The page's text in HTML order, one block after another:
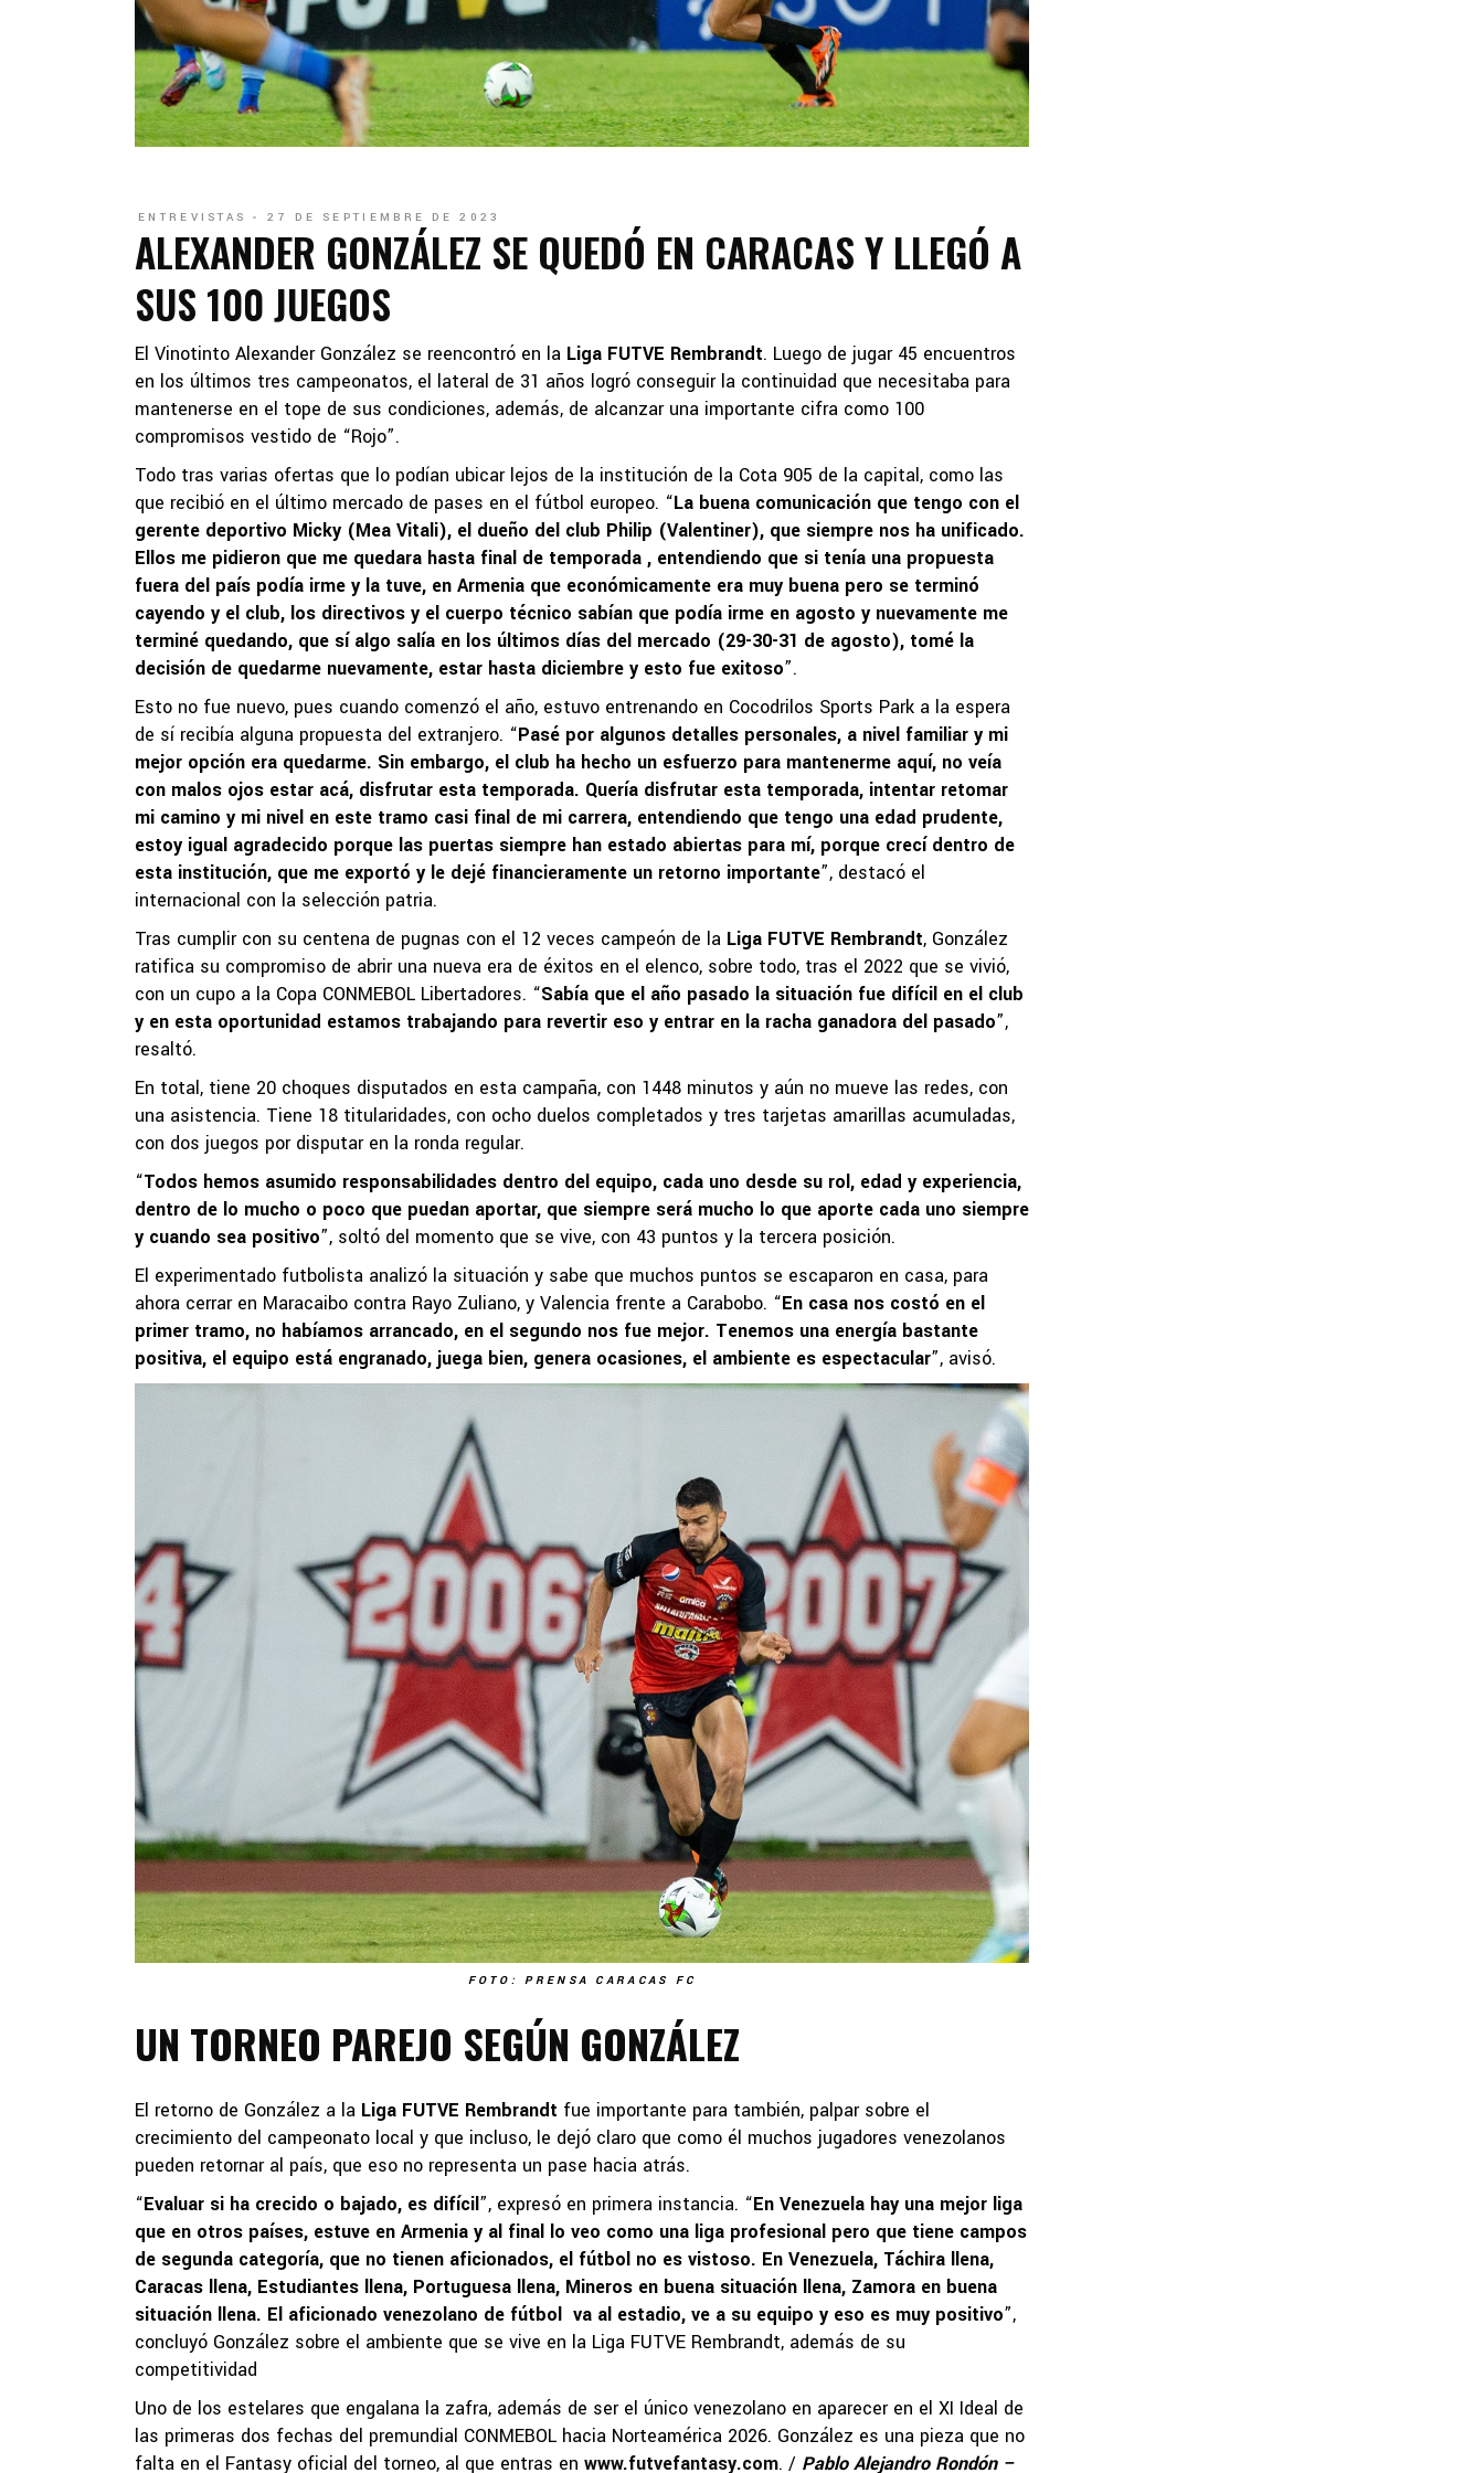
ENTREVISTAS 27 DE SEPTIEMBRE DE 2023
ALEXANDER GONZÁLEZ SE QUEDÓ EN CARACAS Y LLEGÓ A
SUS 100 JUEGOS
El Vinotinto Alexander González se reencontró en la Liga FUTVE Rembrandt. Luego de jugar 45 encuentros
en los últimos tres campeonatos, el lateral de 31 años logró conseguir la continuidad que necesitaba para
mantenerse en el tope de sus condiciones, además, de alcanzar una importante cifra como 100
compromisos vestido de “Rojo”.
Todo tras varias ofertas que lo podían ubicar lejos de la institución de la Cota 905 de la capital, como las
que recibió en el último mercado de pases en el fútbol europeo. “La buena comunicación que tengo con el
gerente deportivo Micky (Mea Vitali), el dueño del club Philip (Valentiner), que siempre nos ha unificado.
Ellos me pidieron que me quedara hasta final de temporada , entendiendo que si tenía una propuesta
fuera del país podía irme y la tuve, en Armenia que económicamente era muy buena pero se terminó
cayendo y el club, los directivos y el cuerpo técnico sabían que podía irme en agosto y nuevamente me
terminé quedando, que sí algo salía en los últimos días del mercado (29-30-31 de agosto), tomé la
decisión de quedarme nuevamente, estar hasta diciembre y esto fue exitoso”.
Esto no fue nuevo, pues cuando comenzó el año, estuvo entrenando en Cocodrilos Sports Park a la espera
de sí recibía alguna propuesta del extranjero. “Pasé por algunos detalles personales, a nivel familiar y mi
mejor opción era quedarme. Sin embargo, el club ha hecho un esfuerzo para mantenerme aquí, no veía
con malos ojos estar acá, disfrutar esta temporada. Quería disfrutar esta temporada, intentar retomar
mi camino y mi nivel en este tramo casi final de mi carrera, entendiendo que tengo una edad prudente,
estoy igual agradecido porque las puertas siempre han estado abiertas para mí, porque crecí dentro de
esta institución, que me exportó y le dejé financieramente un retorno importante”, destacó el
internacional con la selección patria.
Tras cumplir con su centena de pugnas con el 12 veces campeón de la Liga FUTVE Rembrandt, González
ratifica su compromiso de abrir una nueva era de éxitos en el elenco, sobre todo, tras el 2022 que se vivió,
con un cupo a la Copa CONMEBOL Libertadores. “Sabía que el año pasado la situación fue difícil en el club
y en esta oportunidad estamos trabajando para revertir eso y entrar en la racha ganadora del pasado”,
resaltó.
En total, tiene 20 choques disputados en esta campaña, con 1448 minutos y aún no mueve las redes, con
una asistencia. Tiene 18 titularidades, con ocho duelos completados y tres tarjetas amarillas acumuladas,
con dos juegos por disputar en la ronda regular.
“Todos hemos asumido responsabilidades dentro del equipo, cada uno desde su rol, edad y experiencia,
dentro de lo mucho o poco que puedan aportar, que siempre será mucho lo que aporte cada uno siempre
y cuando sea positivo”, soltó del momento que se vive, con 43 puntos y la tercera posición.
El experimentado futbolista analizó la situación y sabe que muchos puntos se escaparon en casa, para
ahora cerrar en Maracaibo contra Rayo Zuliano, y Valencia frente a Carabobo. “En casa nos costó en el
primer tramo, no habíamos arrancado, en el segundo nos fue mejor. Tenemos una energía bastante
positiva, el equipo está engranado, juega bien, genera ocasiones, el ambiente es espectacular”, avisó.
FOTO: PRENSA CARACAS FC
UN TORNEO PAREJO SEGÚN GONZÁLEZ
El retorno de González a la Liga FUTVE Rembrandt fue importante para también, palpar sobre el
crecimiento del campeonato local y que incluso, le dejó claro que como él muchos jugadores venezolanos
pueden retornar al país, que eso no representa un pase hacia atrás.
“Evaluar si ha crecido o bajado, es difícil”, expresó en primera instancia. “En Venezuela hay una mejor liga
que en otros países, estuve en Armenia y al final lo veo como una liga profesional pero que tiene campos
de segunda categoría, que no tienen aficionados, el fútbol no es vistoso. En Venezuela, Táchira llena,
Caracas llena, Estudiantes llena, Portuguesa llena, Mineros en buena situación llena, Zamora en buena
situación llena. El aficionado venezolano de fútbol va al estadio, ve a su equipo y eso es muy positivo”,
concluyó González sobre el ambiente que se vive en la Liga FUTVE Rembrandt, además de su
competitividad
Uno de los estelares que engalana la zafra, además de ser el único venezolano en aparecer en el XI Ideal de
las primeras dos fechas del premundial CONMEBOL hacia Norteamérica 2026. González es una pieza que no
falta en el Fantasy oficial del torneo, al que entras en www.futvefantasy.com. / Pablo Alejandro Rondón –